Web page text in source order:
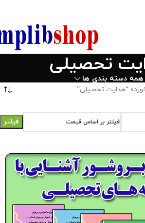
تحصیلی
همه دسته بندی ها
“هدایت تحصیلی”
فیلتر بر اساس قیمت فیلتر